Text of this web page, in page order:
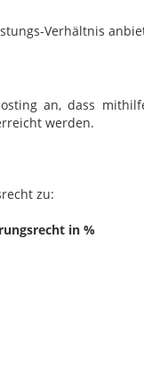
Verhältnis
an, dass
werden.
zu:
in %